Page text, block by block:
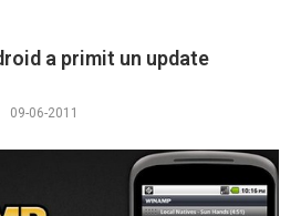
a primit un update
09-06-2011